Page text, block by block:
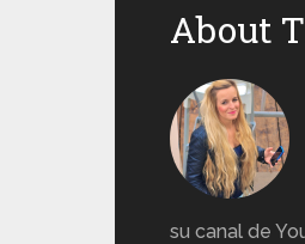
About
su canal de